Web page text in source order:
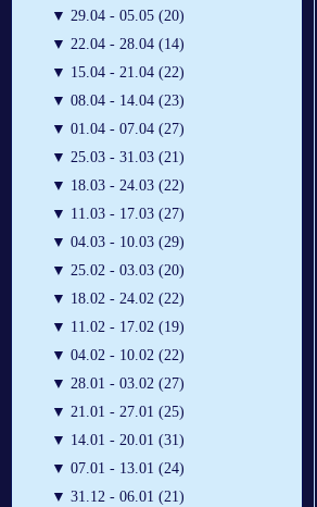
▼ 29.04 - 05.05 (20)
▼ 22.04 - 28.04 (14)
▼ 15.04 - 21.04 (22)
▼ 08.04 - 14.04 (23)
▼ 01.04 - 07.04 (27)
▼ 25.03 - 31.03 (21)
▼ 18.03 - 24.03 (22)
▼ 11.03 - 17.03 (27)
▼ 04.03 - 10.03 (29)
▼ 25.02 - 03.03 (20)
▼ 18.02 - 24.02 (22)
▼ 11.02 - 17.02 (19)
▼ 04.02 - 10.02 (22)
▼ 28.01 - 03.02 (27)
▼ 21.01 - 27.01 (25)
▼ 14.01 - 20.01 (31)
▼ 07.01 - 13.01 (24)
▼ 31.12 - 06.01 (21)